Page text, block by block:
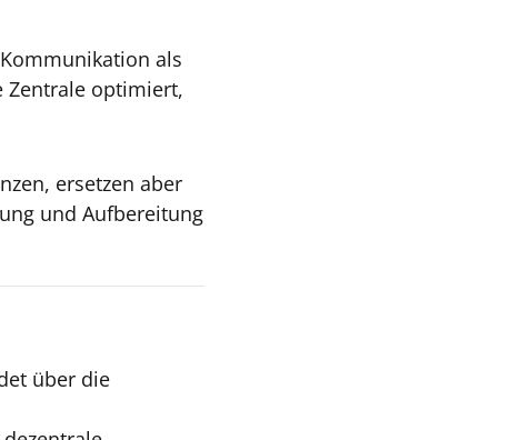
als
Zentrale optimiert,
ersetzen aber
und Aufbereitung
über die